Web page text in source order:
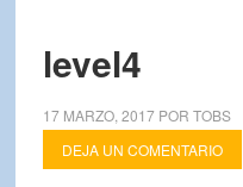
level4
17 MARZO, 2017POR TOBS
DEJA UN COMENTARIO